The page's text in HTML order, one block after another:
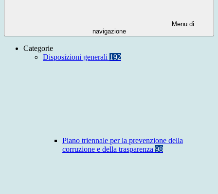
Menu di
navigazione
Categorie
Disposizioni generali 192
Piano triennale per la prevenzione della
corruzione e della trasparenza 98